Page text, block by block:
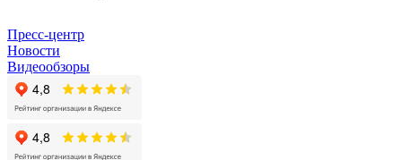
Пресс-центр
Новости
Видеообзоры